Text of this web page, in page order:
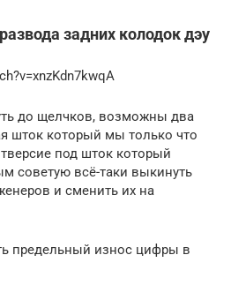
задних колодок дэу
до щелчков, возможны два
шток который мы только что
под шток который
советую всё-таки выкинуть
и сменить их на
предельный износ цифры в